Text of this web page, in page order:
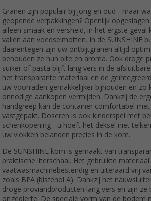
Granen zijn populair bij jong en oud - maar
geopende verpakkingen? Openlijk
alleen smaak en versheid, in het ergste
vallen aan voedselmotten. In de SUNSHINE
daarentegen zijn uw ontbijtgranen altijd
behouden ze hun bite en aroma. Ook droge
suiker of pasta blijft lang vers in de
het transparante materiaal en de
uw voorraden gemakkelijker bijhouden en zo
onnodige aankopen vermijden. Dankzij de
handgreep kan de container comfortabel
vastgepakt. Doseren is ook kinderspel met
schenkopening - u hoeft het deksel niet
uw vlokken belanden precies in de kom.
De SUNSHINE kom is gemaakt van
praktische literschaal. Het gebruikte materiaal
vaatwasmachinebestendig en uiteraard vrij
zoals BPA (bisfenol A). Dankzij het
droge proviandproducten lang vers en zijn ze
ongedierte. De speciale vorm van de bodem